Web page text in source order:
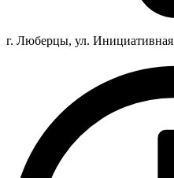
г. Люберцы, ул. Инициативная